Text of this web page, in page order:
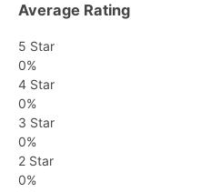
Average Rating
5 Star
0%
4 Star
0%
3 Star
0%
2 Star
0%